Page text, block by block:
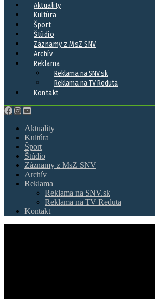
Aktuality
Kultúra
Šport
Štúdio
Záznamy z MsZ SNV
Archív
Reklama
Reklama na SNV.sk
Reklama na TV Reduta
Kontakt
Aktuality
Kultúra
Šport
Štúdio
Záznamy z MsZ SNV
Archív
Reklama
Reklama na SNV.sk
Reklama na TV Reduta
Kontakt